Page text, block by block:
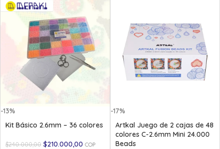
-13%
Kit Básico 2.6mm – 36 colores
$240.000,00 $210.000,00 COP
-17%
Artkal Juego de 2 cajas de 48
colores C-2.6mm Mini 24.000
Beads